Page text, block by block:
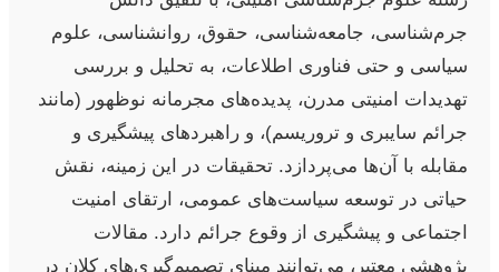
جرم‌شناسی، جامعه‌شناسی، حقوق، روانشناسی، علوم
سیاسی و حتی فناوری اطلاعات، به تحلیل و بررسی
تهدیدات امنیتی مدرن، پدیده‌های مجرمانه نوظهور (مانند
جرائم سایبری و تروریسم)، و راهبردهای پیشگیری و
مقابله با آن‌ها می‌پردازد. تحقیقات در این زمینه، نقش
حیاتی در توسعه سیاست‌های عمومی، ارتقای امنیت
اجتماعی و پیشگیری از وقوع جرائم دارد. مقالات
پژوهشی معتبر، می‌توانند مبنای تصمیم‌گیری‌های کلان در